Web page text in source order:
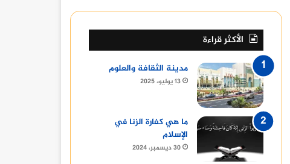
الأكثر قراءة
مدينة الثقافة والعلوم
13 يوليو، 2025
ما هي كفارة الزنا في
الإسلام
30 ديسمبر، 2024